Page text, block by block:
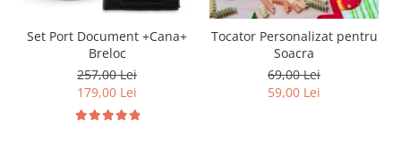
Set Port Document +Cana+
Breloc
257,00 Lei
179,00 Lei
Tocator Personalizat pentru
Soacra
69,00 Lei
59,00 Lei